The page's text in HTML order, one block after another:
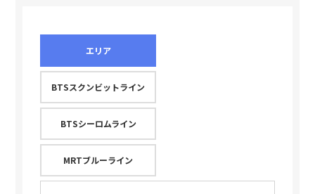
エリア
BTSスクンビットライン
BTSシーロムライン
MRTブルーライン